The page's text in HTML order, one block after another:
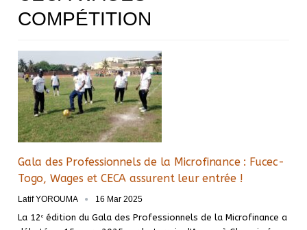
COMPÉTITION
Gala des Professionnels de la Microfinance : Fucec-
Togo, Wages et CECA assurent leur entrée !
Latif YOROUMA 16 Mar 2025
La 12ᵉ édition du Gala des Professionnels de la Microfinance a